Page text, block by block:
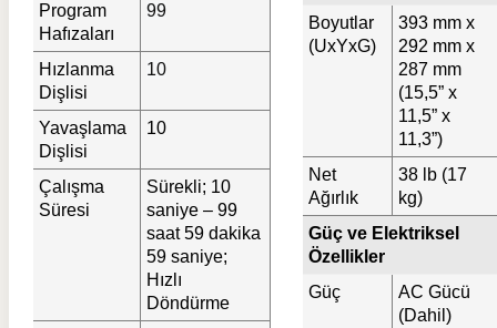
Program
Hafızaları
99
Hızlanma
Dişlisi
10
Yavaşlama
Dişlisi
10
Çalışma
Süresi
Sürekli; 10
saniye – 99
saat 59 dakika
59 saniye;
Hızlı
Döndürme
Boyutlar
(UxYxG)
393 mm x
292 mm x
287 mm
(15,5” x
11,5” x
11,3”)
Net
Ağırlık
38 lb (17
kg)
Güç ve Elektriksel
Özellikler
Güç
AC Gücü
(Dahil)